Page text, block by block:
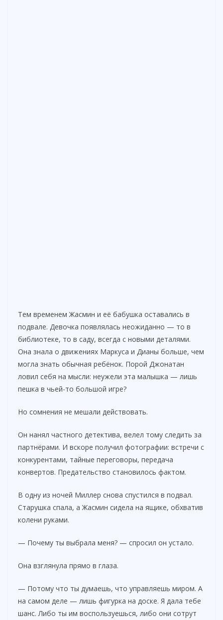
Тем временем Жасмин и её бабушка оставались в
подвале. Девочка появлялась неожиданно — то в
библиотеке, то в саду, всегда с новыми деталями.
Она знала о движениях Маркуса и Дианы больше, чем
могла знать обычная ребёнок. Порой Джонатан
ловил себя на мысли: неужели эта малышка — лишь
пешка в чьей-то большой игре?
Но сомнения не мешали действовать.
Он нанял частного детектива, велел тому следить за
партнёрами. И вскоре получил фотографии: встречи с
конкурентами, тайные переговоры, передача
конвертов. Предательство становилось фактом.
В одну из ночей Миллер снова спустился в подвал.
Старушка спала, а Жасмин сидела на ящике, обхватив
колени руками.
— Почему ты выбрала меня? — спросил он устало.
Она взглянула прямо в глаза.
— Потому что ты думаешь, что управляешь миром. А
на самом деле — лишь фигурка на доске. Я дала тебе
шанс. Либо ты им воспользуешься, либо они сотрут